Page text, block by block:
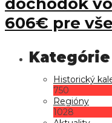
606€ pre
Historický
750
Regióny
1028